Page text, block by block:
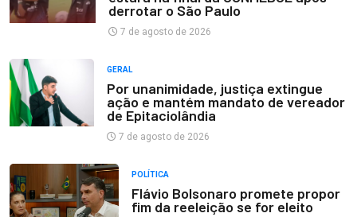
derrotar o São Paulo
7 de agosto de 2026
GERAL
Por unanimidade, justiça extingue
ação e mantém mandato de vereador
de Epitaciolândia
7 de agosto de 2026
POLÍTICA
Flávio Bolsonaro promete propor
fim da reeleição se for eleito